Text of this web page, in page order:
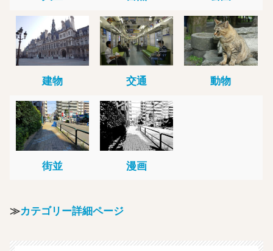
建物 交通 動物
街並 漫画
≫カテゴリー詳細ページ